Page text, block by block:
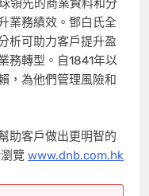
領先的商業資料和分
業務績效。鄧白氏全
析可助力客戶提升盈
務轉型。自1841年以
，為他們管理風險和
助客戶做出更明智的
覽 www.dnb.com.hk